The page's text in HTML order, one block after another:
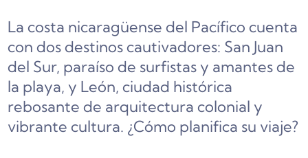
La costa nicaragüense del Pacífico cuenta
con dos destinos cautivadores: San Juan
del Sur, paraíso de surfistas y amantes de
la playa, y León, ciudad histórica
rebosante de arquitectura colonial y
vibrante cultura. ¿Cómo planifica su viaje?